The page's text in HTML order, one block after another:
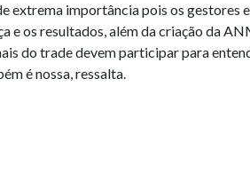
extrema importância pois os gestores
e os resultados, além da criação da
do trade devem participar para
é nossa, ressalta.